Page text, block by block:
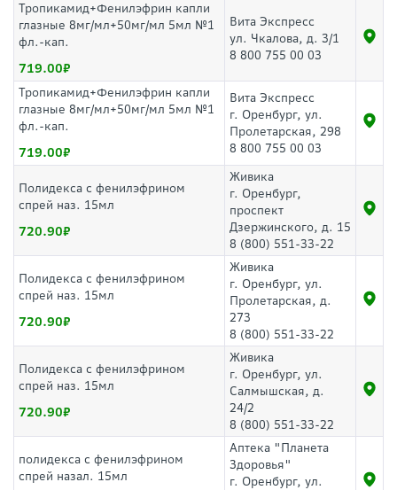
Тропикамид+Фенилэфрин капли
глазные 8мг/мл+50мг/мл 5мл №1
фл.-кап.
719.00
Вита Экспресс
ул. Чкалова, д. 3/1
8 800 755 00 03
Тропикамид+Фенилэфрин капли
глазные 8мг/мл+50мг/мл 5мл №1
фл.-кап.
719.00
Вита Экспресс
г. Оренбург, ул.
Пролетарская, 298
8 800 755 00 03
Полидекса с фенилэфрином
спрей наз. 15мл
720.90
Живика
г. Оренбург,
проспект
Дзержинского, д. 15
8 (800) 551-33-22
Полидекса с фенилэфрином
спрей наз. 15мл
720.90
Живика
г. Оренбург, ул.
Пролетарская, д.
273
8 (800) 551-33-22
Полидекса с фенилэфрином
спрей наз. 15мл
720.90
Живика
г. Оренбург, ул.
Салмышская, д.
24/2
8 (800) 551-33-22
полидекса с фенилэфрином
спрей назал. 15мл
Аптека "Планета
Здоровья"
г. Оренбург, ул.